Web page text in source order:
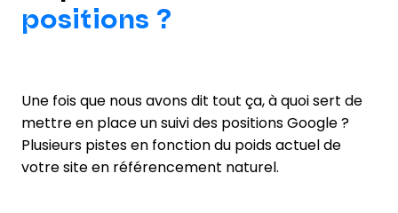
positions ?
Une fois que nous avons dit tout ça, à quoi sert de
mettre en place un suivi des positions Google ?
Plusieurs pistes en fonction du poids actuel de
votre site en référencement naturel.